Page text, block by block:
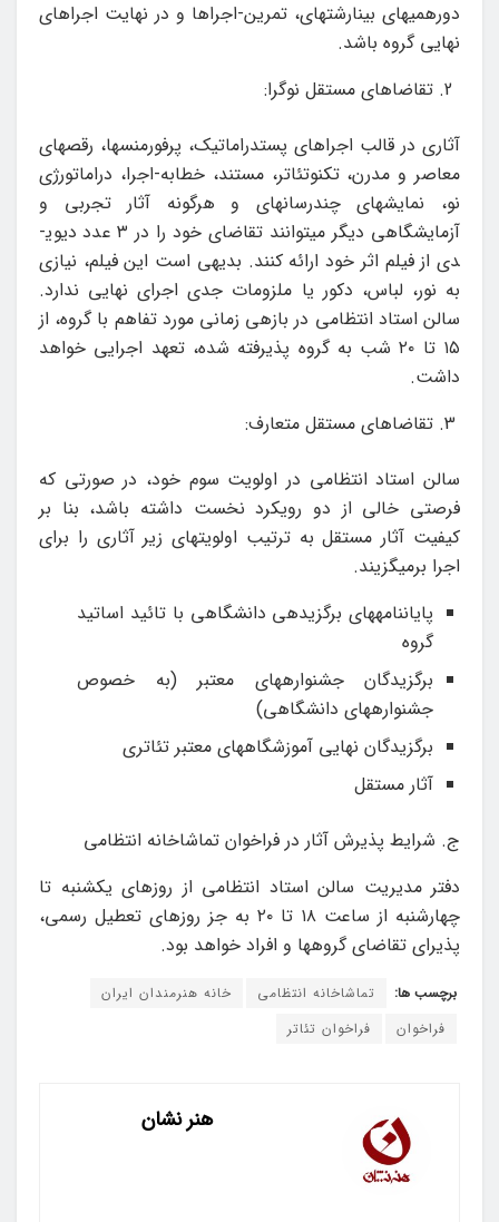
دورهمی­های بینارشته­ای، تمرین-اجراها و در نهایت اجراهای
نهایی گروه­ باشد.
تقاضاهای مستقل نوگرا:
آثاری در قالب اجراهای پست­دراماتیک، پرفورمنس­ها، رقص­های
معاصر و مدرن، تکنوتئاتر، مستند، خطابه-اجرا، دراماتورژی
نو، نمایش­های چندرسانه­ای و هرگونه آثار تجربی و
آزمایشگاهی دیگر می­توانند تقاضای خود را در ۳ عدد دی­وی­
دی از فیلم اثر خود ارائه کنند. بدیهی است این فیلم، نیازی
به نور، لباس، دکور یا ملزومات جدی اجرای نهایی ندارد.
سالن استاد انتظامی در بازه­ی زمانی مورد تفاهم با گروه، از
۱۵ تا ۲۰ شب به گروه پذیرفته شده، تعهد اجرایی خواهد
داشت.
تقاضاهای مستقل متعارف:
سالن استاد انتظامی در اولویت سوم خود، در صورتی که
فرصتی خالی از دو رویکرد نخست داشته باشد، بنا بر
کیفیت آثار مستقل به ترتیب اولویت­های زیر آثاری را برای
اجرا برمی­گزیند.
پایان­نامه­های برگزیده­ی دانشگاهی با تائید اساتید
گروه
برگزیدگان جشنواره­های معتبر (به خصوص
جشنواره­های دانشگاهی)
برگزیدگان نهایی آموزشگاه­های معتبر تئاتری
آثار مستقل
ج. شرایط پذیرش آثار در فراخوان تماشاخانه انتظامی
دفتر مدیریت سالن استاد انتظامی از روزهای یکشنبه تا
چهارشنبه از ساعت ۱۸ تا ۲۰ به جز روزهای تعطیل رسمی،
پذیرای تقاضای گروه­ها و افراد خواهد بود.
برچسب ها: تماشاخانه انتظامی
خانه هنرمندان ایران
فراخوان
فراخوان تئاتر
هنر نشان